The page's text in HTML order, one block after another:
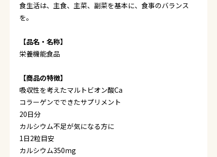
食生活は、主食、主菜、副菜を基本に、食事のバランス
を。
【品名・名称】
栄養機能食品
【商品の特徴】
吸収性を考えたマルトビオン酸Ca
コラーゲンでできたサプリメント
20日分
カルシウム不足が気になる方に
1日2粒目安
カルシウム350mg